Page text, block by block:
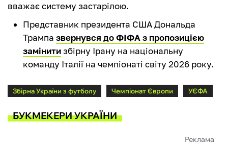
вважає систему застарілою.
Представник президента США Дональда
Трампа звернувся до ФІФА з пропозицією
замінитизбірну Ірану на національну
команду Італії на чемпіонаті світу 2026 року.
Збірна України з футболу Чемпіонат Європи УЄФА
БУКМЕКЕРИ УКРАЇНИ
Реклама